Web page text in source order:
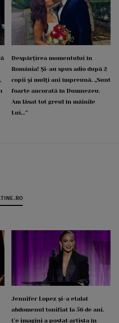
Despărțirea momentului în
România! Și-au spus adio după 2
copii și mulți ani împreună. „Sunt
foarte ancorată în Dumnezeu.
Am lăsat tot greul în mâinile
Lui...”
Jennifer Lopez și-a etalat
abdomenul tonifiat la 56 de ani.
Ce imagini a postat artista în